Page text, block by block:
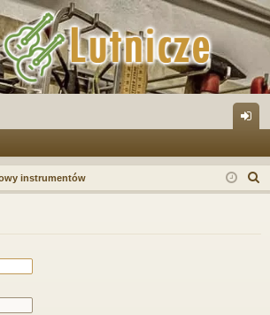
og
uj
instrumentów
z